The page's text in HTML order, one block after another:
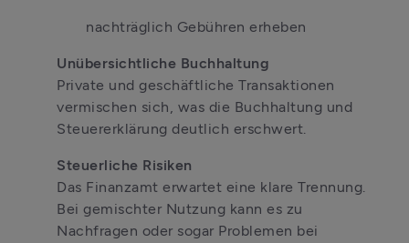
nachträglich Gebühren erheben
Private und geschäftliche Transaktionen
vermischen sich, was die Buchhaltung und
Steuererklärung deutlich erschwert.
Das Finanzamt erwartet eine klare Trennung.
Bei gemischter Nutzung kann es zu
Nachfragen oder sogar Problemen bei